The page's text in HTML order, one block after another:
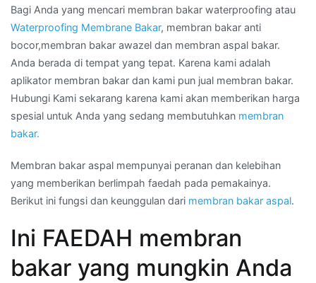
Bagi Anda yang mencari membran bakar waterproofing atau
Waterproofing Membrane Bakar, membran bakar anti
bocor,membran bakar awazel dan membran aspal bakar.
Anda berada di tempat yang tepat. Karena kami adalah
aplikator membran bakar dan kami pun jual membran bakar.
Hubungi Kami sekarang karena kami akan memberikan harga
spesial untuk Anda yang sedang membutuhkan membran
bakar.
Membran bakar aspal mempunyai peranan dan kelebihan
yang memberikan berlimpah faedah pada pemakainya.
Berikut ini fungsi dan keunggulan dari membran bakar aspal.
Ini FAEDAH membran
bakar yang mungkin Anda